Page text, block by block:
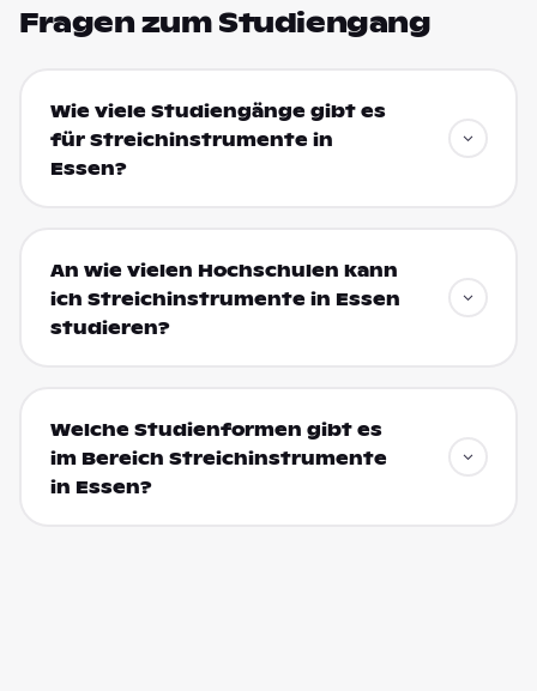
Fragen zum Studiengang
Wie viele Studiengänge gibt es
für Streichinstrumente in
Essen?
An wie vielen Hochschulen kann
ich Streichinstrumente in Essen
studieren?
Welche Studienformen gibt es
im Bereich Streichinstrumente
in Essen?